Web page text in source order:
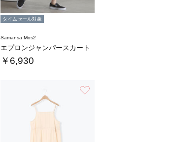
タイムセール対象
Samansa Mos2
エプロンジャンパースカート
￥6,930